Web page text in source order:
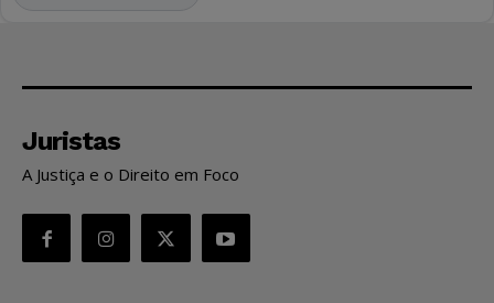
Juristas
A Justiça e o Direito em Foco